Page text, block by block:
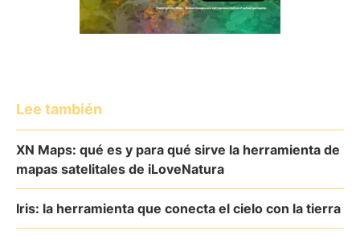
Lee también
XN Maps: qué es y para qué sirve la herramienta de
mapas satelitales de iLoveNatura
Iris: la herramienta que conecta el cielo con la tierra